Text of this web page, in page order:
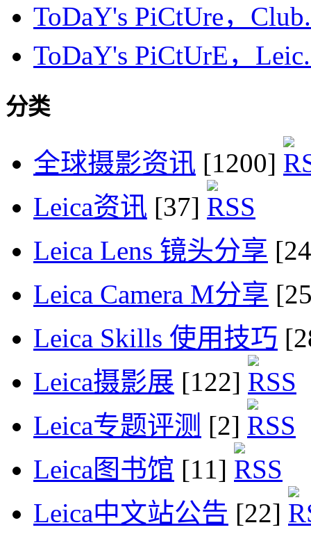
ToDaY's PiCtUre，
ToDaY's PiCtUrE，
分类
全球摄影资讯 [1200]
Leica资讯 [37]
Leica Lens 镜头分享
Leica Camera M分享
Leica Skills 使用技巧
Leica摄影展 [122]
Leica专题评测 [2]
Leica图书馆 [11]
Leica中文站公告 [22]